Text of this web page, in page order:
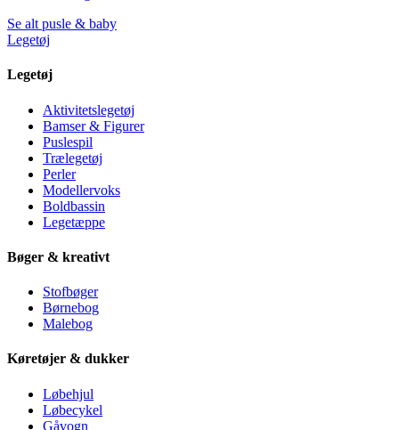
Se alt pusle & baby
Legetøj
Legetøj
Aktivitetslegetøj
Bamser & Figurer
Puslespil
Trælegetøj
Perler
Modellervoks
Boldbassin
Legetæppe
Bøger & kreativt
Stofbøger
Børnebog
Malebog
Køretøjer & dukker
Løbehjul
Løbecykel
Gåvogn